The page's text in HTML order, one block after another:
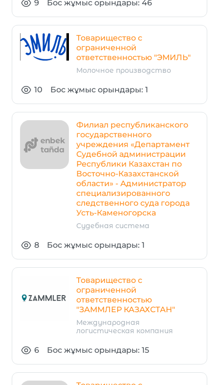
9 Бос жұмыс орындары: 46
Товарищество с
ограниченной
ответственностью "ЭМИЛЬ"
Молочное производство
10 Бос жұмыс орындары: 1
Филиал республиканского
государственного
учреждения «Департамент
Судебной администрации
Республики Казахстан по
Восточно-Казахстанской
области» - Администратор
специализированного
следственного суда города
Усть-Каменогорска
Судебная система
8 Бос жұмыс орындары: 1
Товарищество с
ограниченной
ответственностью
"ЗАММЛЕР КАЗАХСТАН"
Международная
логистическая компания
6 Бос жұмыс орындары: 15